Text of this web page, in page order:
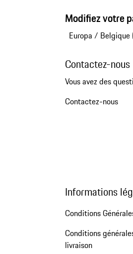
Modifiez votre
Europa / Belgique
Contactez-nous
Vous avez des
Contactez-nous
Informations
Conditions
Conditions
livraison